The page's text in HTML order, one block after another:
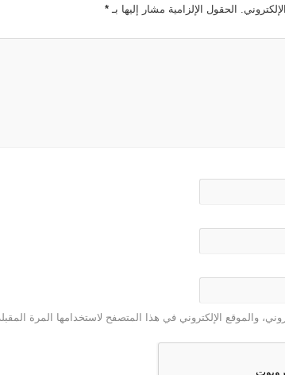
الحقول الإلزامية مشار إليها بـ *
والموقع الإلكتروني في هذا المتصفح لاستخدامها المرة